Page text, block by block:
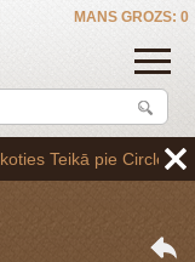
MANS GROZS: 0
Teikā pie Circle K